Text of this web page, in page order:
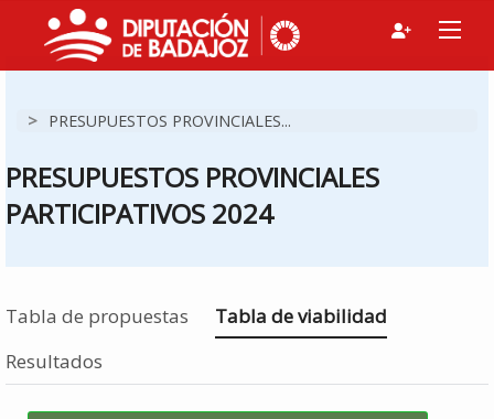
> PRESUPUESTOS PROVINCIALES...
PRESUPUESTOS PROVINCIALES
PARTICIPATIVOS 2024
Tabla de propuestas Estás en
Tabla de viabilidad
Resultados